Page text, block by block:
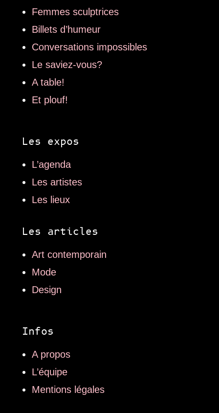
Femmes sculptrices
Billets d’humeur
Conversations impossibles
Le saviez-vous?
A table!
Et plouf!
Les expos
L’agenda
Les artistes
Les lieux
Les articles
Art contemporain
Mode
Design
Infos
A propos
L’équipe
Mentions légales